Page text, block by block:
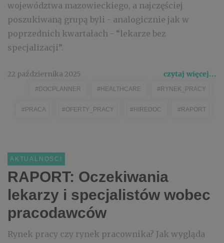
województwa mazowieckiego, a najczęściej
poszukiwaną grupą byli - analogicznie jak w
poprzednich kwartałach - “lekarze bez
specjalizacji”.
22 października 2025 czytaj więcej...
#DOCPLANNER #HEALTHCARE #RYNEK_PRACY
#PRACA #OFERTY_PRACY #HIREDOC #RAPORT
AKTUALNOŚCI
RAPORT: Oczekiwania
lekarzy i specjalistów wobec
pracodawców
Rynek pracy czy rynek pracownika? Jak wygląda